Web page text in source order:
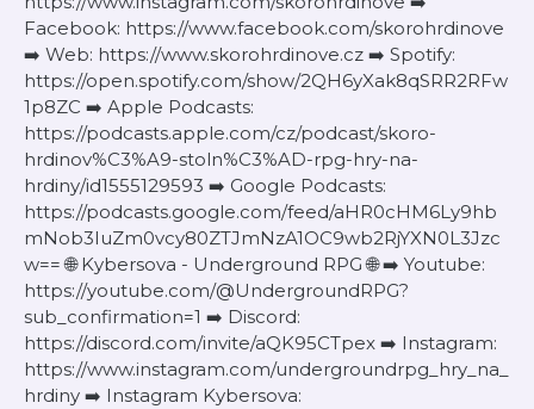
Facebook: https://www.facebook.com/skorohrdinove
➡️ Web: https://www.skorohrdinove.cz ➡️ Spotify:
https://open.spotify.com/show/2QH6yXak8qSRR2RFw
1p8ZC ➡️ Apple Podcasts:
https://podcasts.apple.com/cz/podcast/skoro-
hrdinov%C3%A9-stoln%C3%AD-rpg-hry-na-
hrdiny/id1555129593 ➡️ Google Podcasts:
https://podcasts.google.com/feed/aHR0cHM6Ly9hb
mNob3IuZm0vcy80ZTJmNzA1OC9wb2RjYXN0L3Jzc
w== 🌐 Kybersova - Underground RPG 🌐 ➡️ Youtube:
https://youtube.com/@UndergroundRPG?
sub_confirmation=1 ➡️ Discord:
https://discord.com/invite/aQK95CTpex ➡️ Instagram:
https://www.instagram.com/undergroundrpg_hry_na_
hrdiny ➡️ Instagram Kybersova: